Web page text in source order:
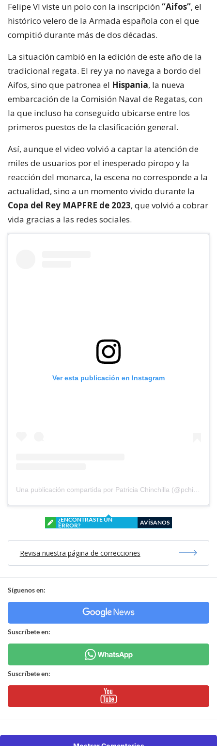
Felipe VI viste un polo con la inscripción“Aifos”, el
histórico velero de la Armada española con el que
compitió durante más de dos décadas.
La situación cambió en la edición de este año de la
tradicional regata. El rey ya no navega a bordo del
Aifos, sino que patronea el Hispania, la nueva
embarcación de la Comisión Naval de Regatas, con
la que incluso ha conseguido ubicarse entre los
primeros puestos de la clasificación general.
Así, aunque el video volvió a captar la atención de
miles de usuarios por el inesperado piropo y la
reacción del monarca, la escena no corresponde a la
actualidad, sino a un momento vivido durante la
Copa del Rey MAPFRE de 2023, que volvió a cobrar
vida gracias a las redes sociales.
Ver esta publicación en Instagram
¿ENCONTRASTE UN
ERROR?
AVÍSANOS
Revisa nuestra página de correcciones
Síguenos en:
Suscríbete en:
Suscríbete en: